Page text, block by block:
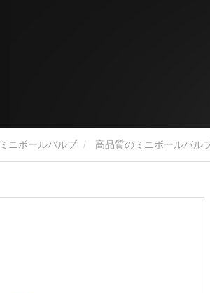
ミニボールバルブ 高品質のミニボールバル